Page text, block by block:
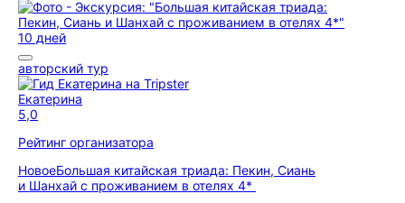
10 дней
авторский тур
Екатерина
5,0
Рейтинг организатора
НовоеБольшая китайская триада: Пекин, Сиань
и Шанхай с проживанием в отелях 4*